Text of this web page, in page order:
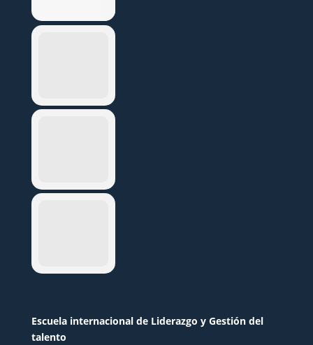
Escuela internacional de Liderazgo y Gestión del
talento